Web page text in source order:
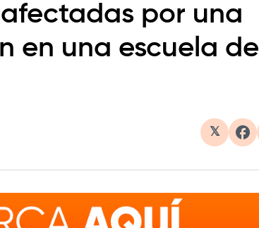
por una
en una escuela de
𝕏